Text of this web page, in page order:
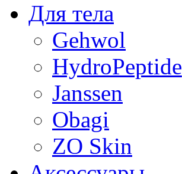
Для тела
Gehwol
HydroPeptide
Janssen
Obagi
ZO Skin